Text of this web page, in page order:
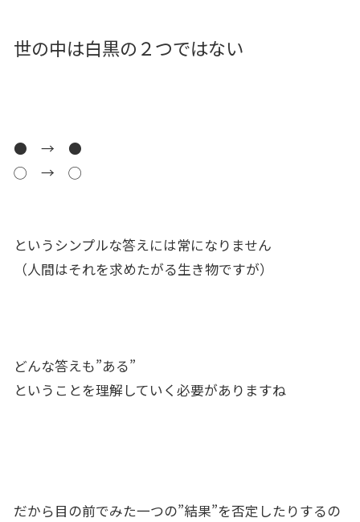
世の中は白黒の２つではない
● → ●
◯ → ◯
というシンプルな答えには常になりません
（人間はそれを求めたがる生き物ですが）
どんな答えも”ある”
ということを理解していく必要がありますね
だから目の前でみた一つの”結果”を否定したりするの